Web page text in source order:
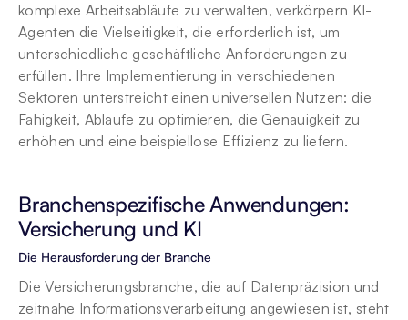
komplexe Arbeitsabläufe zu verwalten, verkörpern KI-
Agenten die Vielseitigkeit, die erforderlich ist, um
unterschiedliche geschäftliche Anforderungen zu
erfüllen. Ihre Implementierung in verschiedenen
Sektoren unterstreicht einen universellen Nutzen: die
Fähigkeit, Abläufe zu optimieren, die Genauigkeit zu
erhöhen und eine beispiellose Effizienz zu liefern.
Branchenspezifische Anwendungen:
Versicherung und KI
Die Herausforderung der Branche
Die Versicherungsbranche, die auf Datenpräzision und
zeitnahe Informationsverarbeitung angewiesen ist, steht